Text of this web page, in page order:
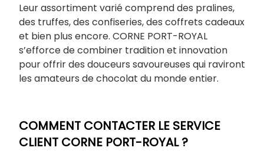
Leur assortiment varié comprend des pralines,
des truffes, des confiseries, des coffrets cadeaux
et bien plus encore. CORNE PORT-ROYAL
s’efforce de combiner tradition et innovation
pour offrir des douceurs savoureuses qui raviront
les amateurs de chocolat du monde entier.
COMMENT CONTACTER LE SERVICE
CLIENT CORNE PORT-ROYAL ?